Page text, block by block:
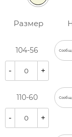
Размер
104-56
- +
110-60
- +